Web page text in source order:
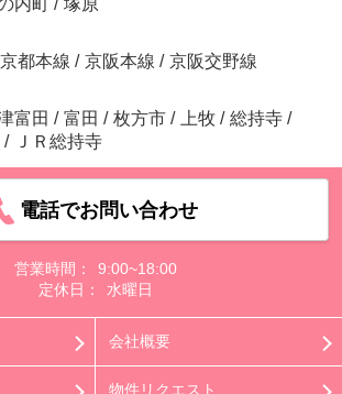
都本線 / 京阪本線 / 京阪交野線
富田 / 富田 / 枚方市 / 上牧 / 総持寺 /
/ ＪＲ総持寺
電話でお問い合わせ
営業時間：
9:00~18:00
定休日：
水曜日
会社概要
物件リクエスト